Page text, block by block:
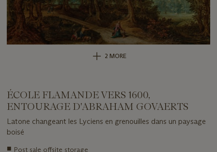
2 MORE
ÉCOLE FLAMANDE VERS 1600,
ENTOURAGE D'ABRAHAM GOVAERTS
Latone changeant les Lyciens en grenouilles dans un paysage
boisé
Important
■ Post sale offsite storage